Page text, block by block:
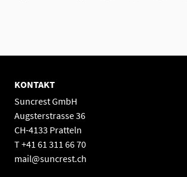
KONTAKT
Suncrest GmbH
Augsterstrasse 36
CH-4133 Pratteln
T +41 61 311 66 70
mail@suncrest.ch